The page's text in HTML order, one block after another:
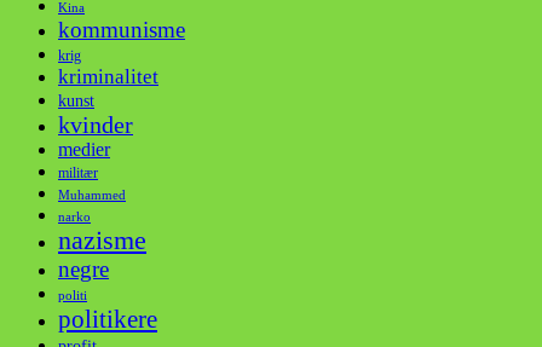
Kina
kommunisme
krig
kriminalitet
kunst
kvinder
medier
militær
Muhammed
narko
nazisme
negre
politi
politikere